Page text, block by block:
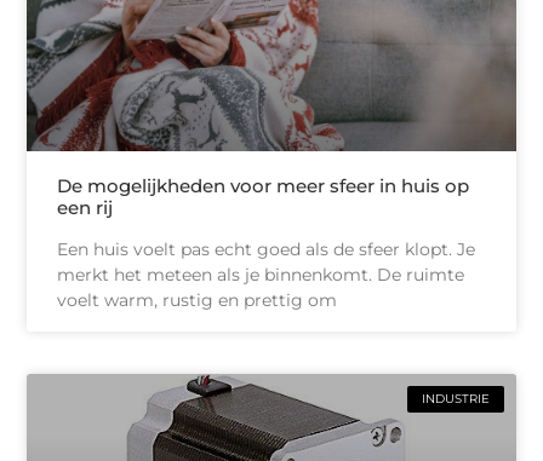
De mogelijkheden voor meer sfeer in huis op
een rij
Een huis voelt pas echt goed als de sfeer klopt. Je
merkt het meteen als je binnenkomt. De ruimte
voelt warm, rustig en prettig om
INDUSTRIE